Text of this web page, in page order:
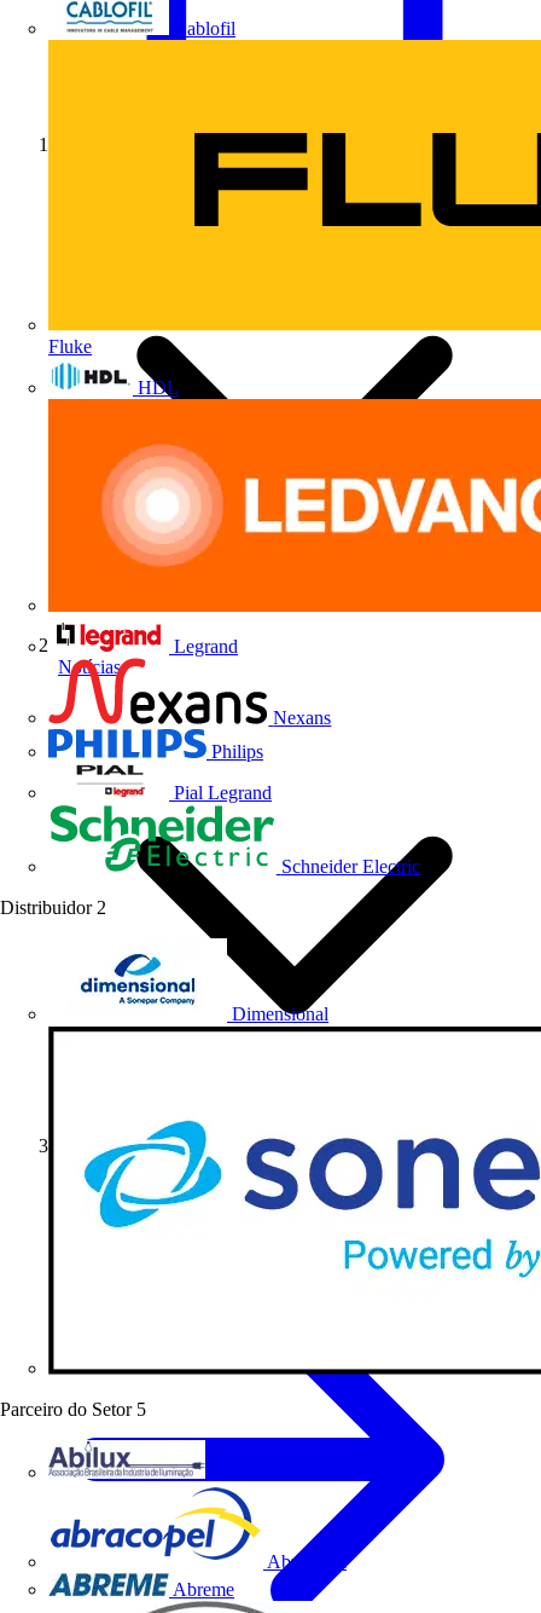
Cablofil
Fluke
HDL
Legrand
Nexans
Philips
Pial Legrand
Schneider Electric
Distribuidor 2
Dimensional
Parceiro do Setor 5
Abracopel
Abreme
Notícias
Artigos de produto